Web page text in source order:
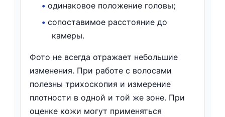
• одинаковое положение головы;
• сопоставимое расстояние до
камеры.
Фото не всегда отражает небольшие
изменения. При работе с волосами
полезны трихоскопия и измерение
плотности в одной и той же зоне. При
оценке кожи могут применяться